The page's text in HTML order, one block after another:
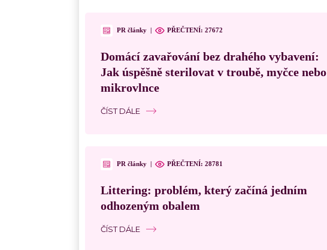
PR články PŘEČTENÍ: 27672
Domácí zavařování bez drahého vybavení:
Jak úspěšně sterilovat v troubě, myčce nebo
mikrovlnce
ČÍST DÁLE
PR články PŘEČTENÍ: 28781
Littering: problém, který začíná jedním
odhozeným obalem
ČÍST DÁLE